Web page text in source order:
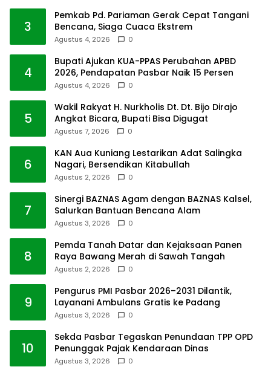
3
Pemkab Pd. Pariaman Gerak Cepat Tangani
Bencana, Siaga Cuaca Ekstrem
Agustus 4, 2026 0
4
Bupati Ajukan KUA-PPAS Perubahan APBD
2026, Pendapatan Pasbar Naik 15 Persen
Agustus 4, 2026 0
5
Wakil Rakyat H. Nurkholis Dt. Dt. Bijo Dirajo
Angkat Bicara, Bupati Bisa Digugat
Agustus 7, 2026 0
6
KAN Aua Kuniang Lestarikan Adat Salingka
Nagari, Bersendikan Kitabullah
Agustus 2, 2026 0
7
Sinergi BAZNAS Agam dengan BAZNAS Kalsel,
Salurkan Bantuan Bencana Alam
Agustus 3, 2026 0
8
Pemda Tanah Datar dan Kejaksaan Panen
Raya Bawang Merah di Sawah Tangah
Agustus 2, 2026 0
9
Pengurus PMI Pasbar 2026–2031 Dilantik,
Layanani Ambulans Gratis ke Padang
Agustus 3, 2026 0
10
Sekda Pasbar Tegaskan Penundaan TPP OPD
Penunggak Pajak Kendaraan Dinas
Agustus 3, 2026 0